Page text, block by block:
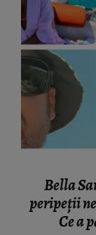
Bella
peripeții
Ce a